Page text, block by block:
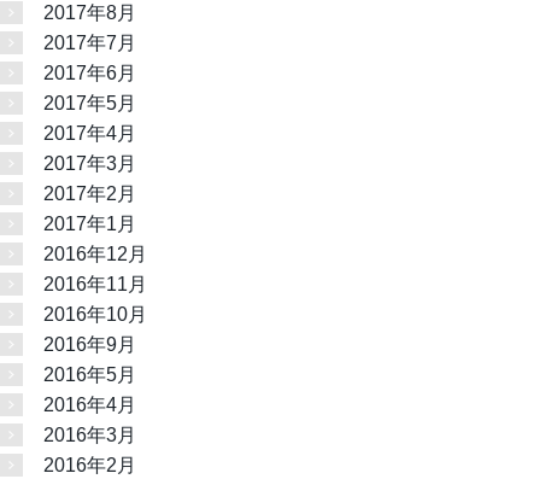
2017年8月
2017年7月
2017年6月
2017年5月
2017年4月
2017年3月
2017年2月
2017年1月
2016年12月
2016年11月
2016年10月
2016年9月
2016年5月
2016年4月
2016年3月
2016年2月